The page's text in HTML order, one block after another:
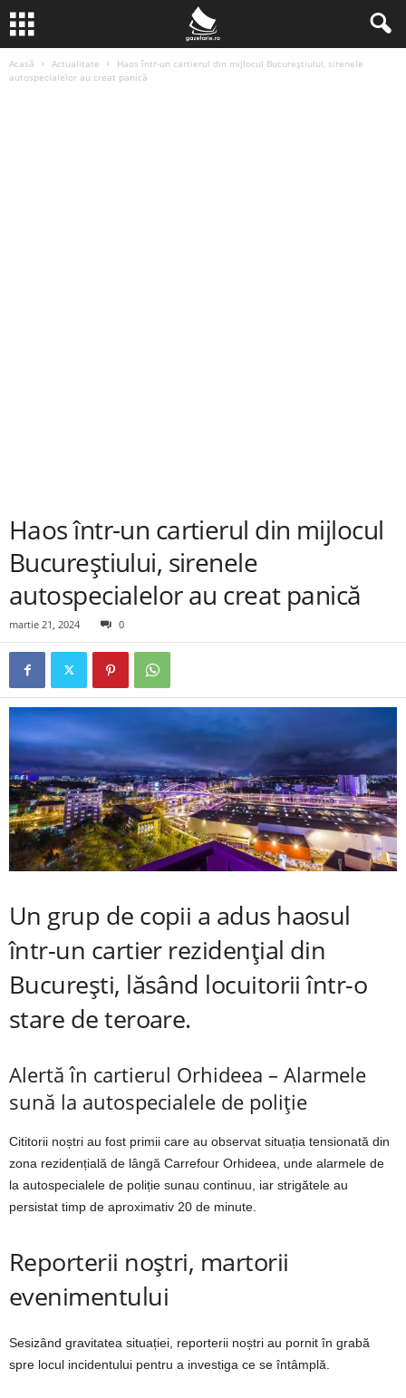
Acasă Actualitate
Haos într-un cartierul din mijlocul Bucureștiului, sirenele
autospecialelor au creat panică
Haos într-un cartierul din mijlocul
Bucureștiului, sirenele
autospecialelor au creat panică
martie 21, 2024 0
Un grup de copii a adus haosul
într-un cartier rezidențial din
București, lăsând locuitorii într-o
stare de teroare.
Alertă în cartierul Orhideea – Alarmele
sună la autospecialele de poliție
Cititorii noștri au fost primii care au observat situația tensionată din
zona rezidențială de lângă Carrefour Orhideea, unde alarmele de
la autospecialele de poliție sunau continuu, iar strigătele au
persistat timp de aproximativ 20 de minute.
Reporterii noștri, martorii
evenimentului
Sesizând gravitatea situației, reporterii noștri au pornit în grabă
spre locul incidentului pentru a investiga ce se întâmplă.